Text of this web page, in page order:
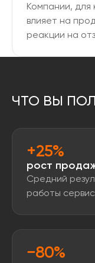
Компании, для
влияет на
реакции на
ЧТО ВЫ
+25%
рост
Средний
работы
−80%